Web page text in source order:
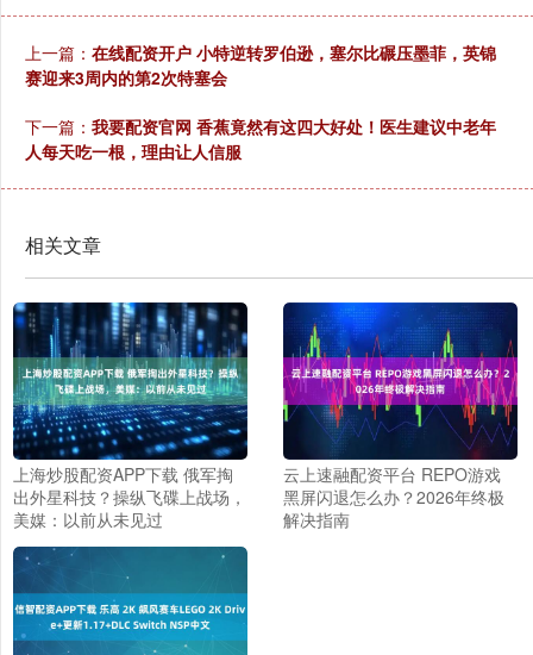
上一篇： 在线配资开户 小特逆转罗伯逊，塞尔比碾压墨菲，英锦
赛迎来3周内的第2次特塞会
下一篇： 我要配资官网 香蕉竟然有这四大好处！医生建议中老年
人每天吃一根，理由让人信服
相关文章
上海炒股配资APP下载 俄军掏
出外星科技？操纵飞碟上战场，
美媒：以前从未见过
云上速融配资平台 REPO游戏
黑屏闪退怎么办？2026年终极
解决指南